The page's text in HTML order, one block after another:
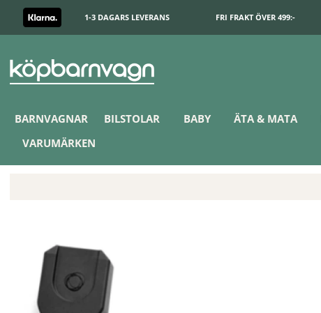
1-3 DAGARS LEVERANS FRI FRAKT ÖVER 499:-
BARNVAGNAR BILSTOLAR BABY ÄTA & MATA
VARUMÄRKEN